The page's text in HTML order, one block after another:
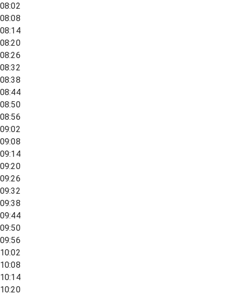
08:02
08:08
08:14
08:20
08:26
08:32
08:38
08:44
08:50
08:56
09:02
09:08
09:14
09:20
09:26
09:32
09:38
09:44
09:50
09:56
10:02
10:08
10:14
10:20